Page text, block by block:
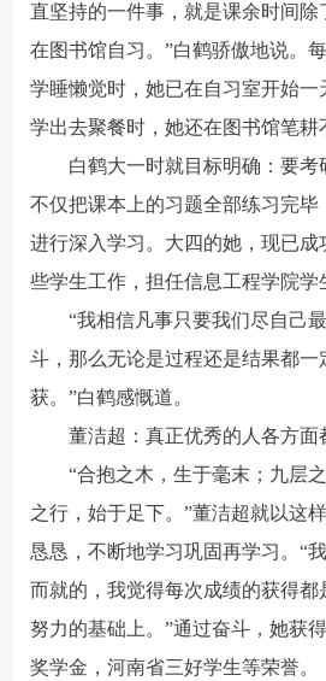
直坚持的一件事，就是课余时间除
在图书馆自习。”白鹤骄傲地说。
学睡懒觉时，她已在自习室开始一
学出去聚餐时，她还在图书馆笔耕
白鹤大一时就目标明确：要
不仅把课本上的习题全部练习完毕
进行深入学习。大四的她，现已成
些学生工作，担任信息工程学院学
“我相信凡事只要我们尽自己
斗，那么无论是过程还是结果都一
获。”白鹤感慨道。
董洁超：真正优秀的人各方面
“合抱之木，生于毫末；九层
之行，始于足下。”董洁超就以这
恳恳，不断地学习巩固再学习。“
而就的，我觉得每次成绩的获得都
努力的基础上。”通过奋斗，她获
奖学金，河南省三好学生等荣誉。